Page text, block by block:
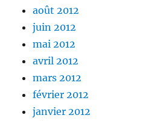
août 2012
juin 2012
mai 2012
avril 2012
mars 2012
février 2012
janvier 2012